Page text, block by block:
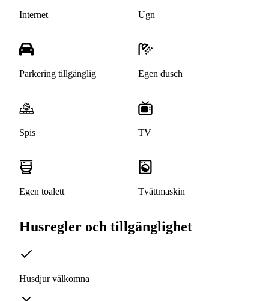
Internet Ugn
Parkering tillgänglig Egen dusch
Spis TV
Egen toalett Tvättmaskin
Husregler och tillgänglighet
Husdjur välkomna